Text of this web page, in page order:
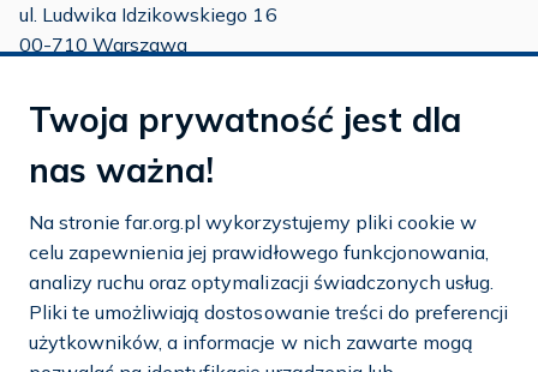
ul. Ludwika Idzikowskiego 16
00-710 Warszawa
tel.:22 651 88 03
22 858 26 39
tel.:22 642 22 91
e-mail:info@far.org.pl
Dostosuj cookies
Twoja prywatność jest dla
nas ważna!
Na stronie far.org.pl wykorzystujemy pliki cookie w
celu zapewnienia jej prawidłowego funkcjonowania,
analizy ruchu oraz optymalizacji świadczonych usług.
Pliki te umożliwiają dostosowanie treści do preferencji
użytkowników, a informacje w nich zawarte mogą